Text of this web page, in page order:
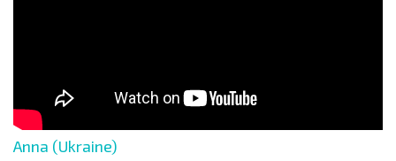
Anna (Ukraine)